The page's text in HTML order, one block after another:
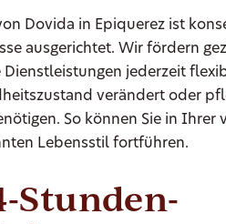
Dovida in Epiquerez ist
ausgerichtet. Wir fördern
jederzeit
verändert oder
So können Sie in Ihrer
Lebensstil fortführen.
Stunden-